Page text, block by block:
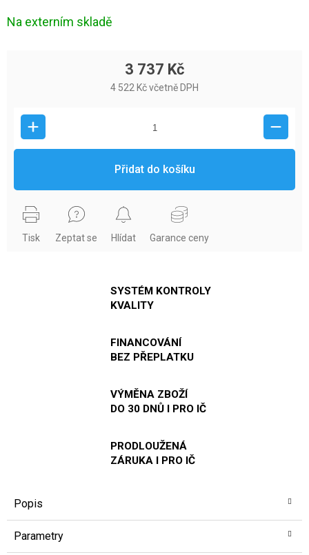
Na externím skladě
3 737 Kč
4 522 Kč včetně DPH
Přidat do košíku
Tisk Zeptat se Hlídat Garance ceny
SYSTÉM KONTROLY
KVALITY
FINANCOVÁNÍ
BEZ PŘEPLATKU
VÝMĚNA ZBOŽÍ
DO 30 DNŮ I PRO IČ
PRODLOUŽENÁ
ZÁRUKA I PRO IČ
Popis
Parametry